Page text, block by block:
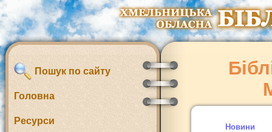
Пошук по сайту
Головна
Ресурси
Новини